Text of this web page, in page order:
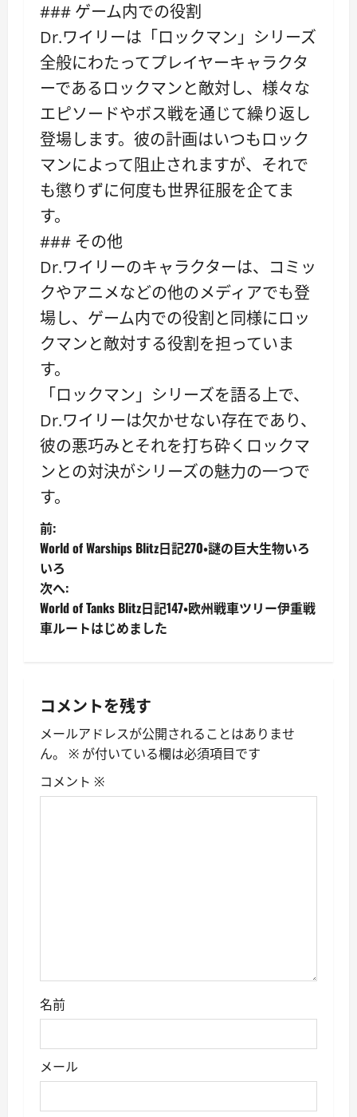
### ゲーム内での役割
Dr.ワイリーは「ロックマン」シリーズ
全般にわたってプレイヤーキャラクタ
ーであるロックマンと敵対し、様々な
エピソードやボス戦を通じて繰り返し
登場します。彼の計画はいつもロック
マンによって阻止されますが、それで
も懲りずに何度も世界征服を企てま
す。
### その他
Dr.ワイリーのキャラクターは、コミッ
クやアニメなどの他のメディアでも登
場し、ゲーム内での役割と同様にロッ
クマンと敵対する役割を担っていま
す。
「ロックマン」シリーズを語る上で、
Dr.ワイリーは欠かせない存在であり、
彼の悪巧みとそれを打ち砕くロックマ
ンとの対決がシリーズの魅力の一つで
す。
投
稿
ナ
ビ
ー
シ
ョ
ン
前:
World of Warships Blitz日記270・謎の巨大生物いろ
いろ
次へ:
World of Tanks Blitz日記147・欧州戦車ツリー伊重戦
車ルートはじめました
コメントを残す
メールアドレスが公開されることはありませ
ん。
※ が付いている欄は必須項目です
コメント ※
名前
メール